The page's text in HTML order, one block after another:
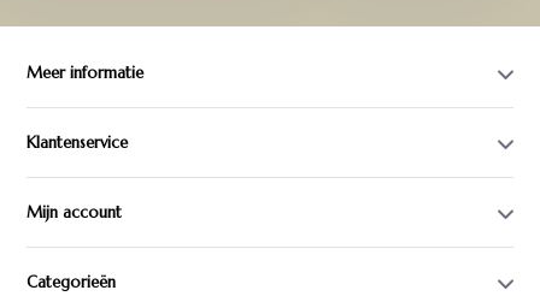
Meer informatie
Klantenservice
Mijn account
Categorieën